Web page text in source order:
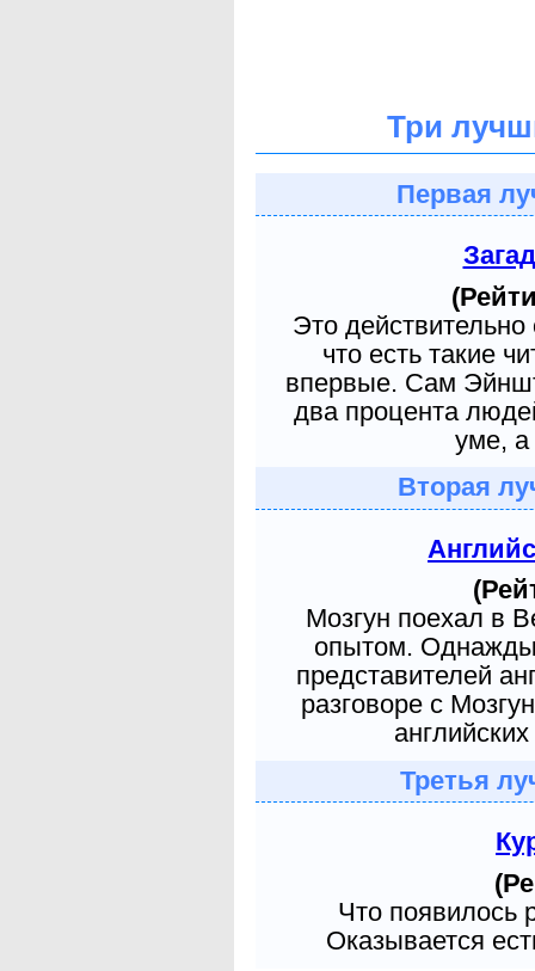
Три
Первая
Это
что есть такие
впервые. Сам
два процента
уме, а
Вторая
Мозгун поехал в
опытом. Однажды
представителей
разговоре с
Третья
Что появилось
Оказывается